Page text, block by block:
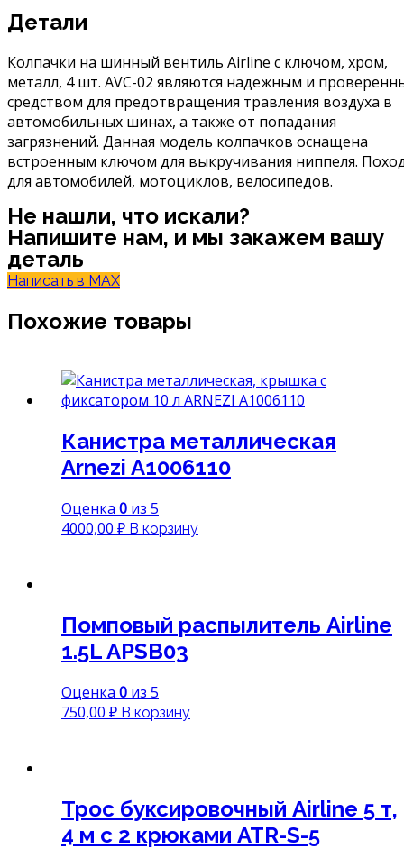
Детали
Колпачки на шинный вентиль Airline с ключом, хром,
металл, 4 шт. AVC-02 являются надежным и
средством для предотвращения травления воздуха в
автомобильных шинах, а также от попадания
загрязнений. Данная модель колпачков оснащена
встроенным ключом для выкручивания ниппеля.
для автомобилей, мотоциклов, велосипедов.
Не нашли, что искали?
Напишите нам, и мы закажем вашу
деталь
Написать в MAX
Похожие товары
Канистра металлическая
Arnezi A1006110
Оценка 0 из 5
4000,00 ₽ В корзину
Помповый распылитель Airline
1.5L APSB03
Оценка 0 из 5
750,00 ₽ В корзину
Трос буксировочный Airline 5 т,
4 м с 2 крюками ATR-S-5